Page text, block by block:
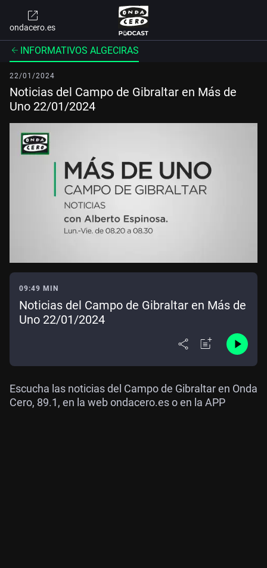
ondacero.es
INFORMATIVOS ALGECIRAS
22/01/2024
Noticias del Campo de Gibraltar en Más de
Uno 22/01/2024
09:49 MIN
Noticias del Campo de Gibraltar en Más de
Uno 22/01/2024
Escucha las noticias del Campo de Gibraltar en Onda
Cero, 89.1, en la web ondacero.es o en la APP